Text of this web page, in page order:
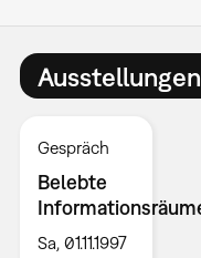
Gespräch
Belebte
Sa, 01.11.1997